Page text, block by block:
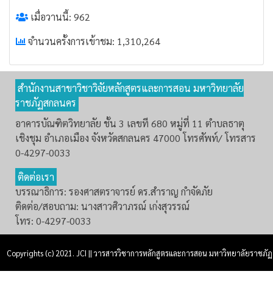
เมื่อวานนี้: 962
จำนวนครั้งการเข้าชม: 1,310,264
สำนักงานสาขาวิชาวิจัยหลักสูตรและการสอน มหาวิทยาลัย
ราชภัฏสกลนคร
อาคารบัณฑิตวิทยาลัย ชั้น 3 เลขที 680 หมู่ที่ 11 ตำบลธาตุ
เชิงชุม อำเภอเมือง จังหวัดสกลนคร 47000 โทรศัพท์/ โทรสาร
0-4297-0033
ติดต่อเรา
บรรณาธิการ: รองศาสตราจารย์ ดร.สำราญ กำจัดภัย
ติดต่อ/สอบถาม: นางสาวศิวาภรณ์ เก่งสุวรรณ์
โทร: 0-4297-0033
Copyrights (c) 2021. JCI || วารสารวิชาการหลักสูตรและการสอน มหาวิทยาลัยราชภัฏ